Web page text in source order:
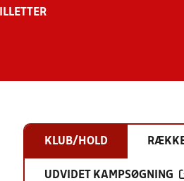
KLUB/HOLD
UDVIDET KAMPSØGNING